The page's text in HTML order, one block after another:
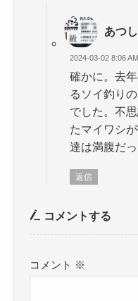
あつし
2024-03-02 8:06 AM
確かに。去
るソイ釣り
でした。不
たマイワシ
達は満腹だ
返信
コメントする
コメント ※